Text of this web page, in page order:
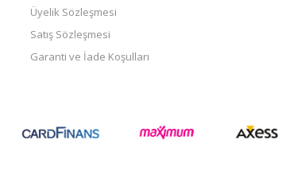
Üyelik Sözleşmesi
Satış Sözleşmesi
Garanti ve İade Koşulları